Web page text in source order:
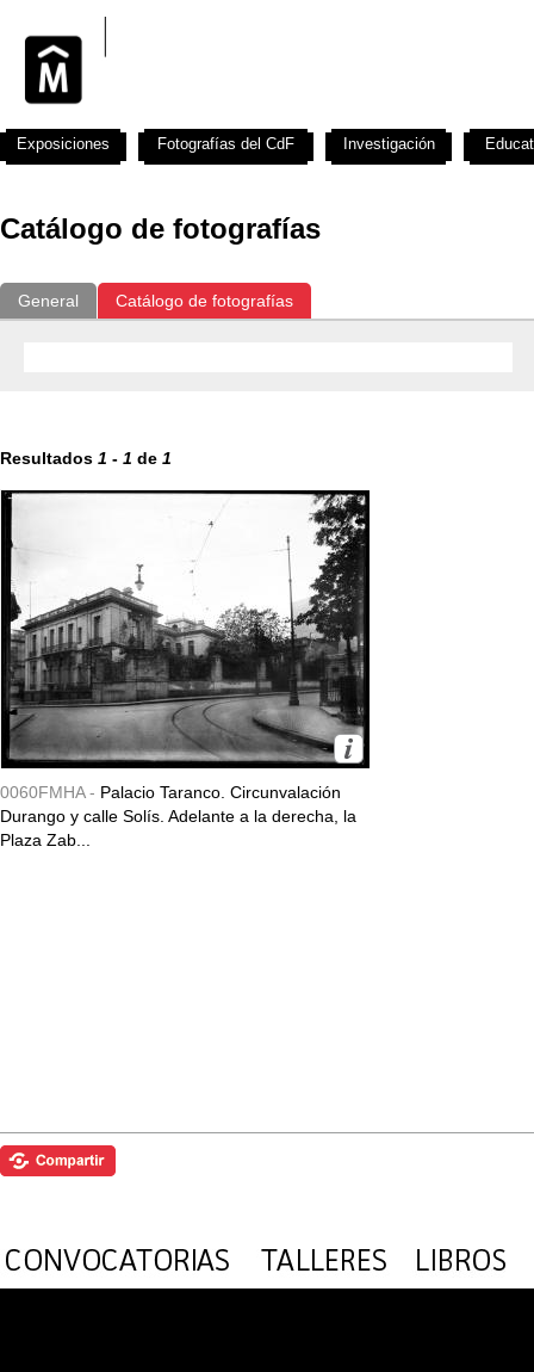
Catálogo de fotografías
General Catálogo de fotografías
Resultados 1 - 1 de 1
0060FMHA - Palacio Taranco. Circunvalación
Durango y calle Solís. Adelante a la derecha, la
Plaza Zab...
Exposiciones Fotografías del CdF Investigación